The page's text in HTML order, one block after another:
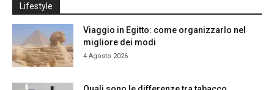
Lifestyle
Viaggio in Egitto: come organizzarlo nel
migliore dei modi
4 Agosto 2026